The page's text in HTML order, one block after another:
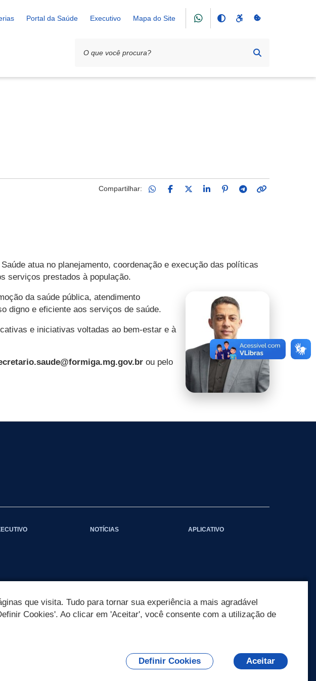
Portal da Saúde Executivo Mapa do Site
Compartilhar:
atua no planejamento, coordenação e execução das políticas
serviços prestados à população.
da saúde pública, atendimento
digno e eficiente aos serviços de saúde.
e iniciativas voltadas ao bem-estar e à
ou pelo
NOTÍCIAS APLICATIVO
que visita. Tudo para tornar sua experiência a mais agradável
Cookies'. Ao clicar em 'Aceitar', você consente com a utilização de
Definir Cookies Aceitar